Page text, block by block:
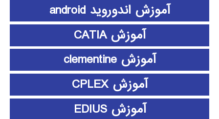
آموزش اندوروید android
آموزش CATIA
آموزش clementine
آموزش CPLEX
آموزش EDIUS